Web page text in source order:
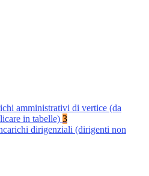
amministrativi di vertice (da
in tabelle) 3
dirigenziali (dirigenti non